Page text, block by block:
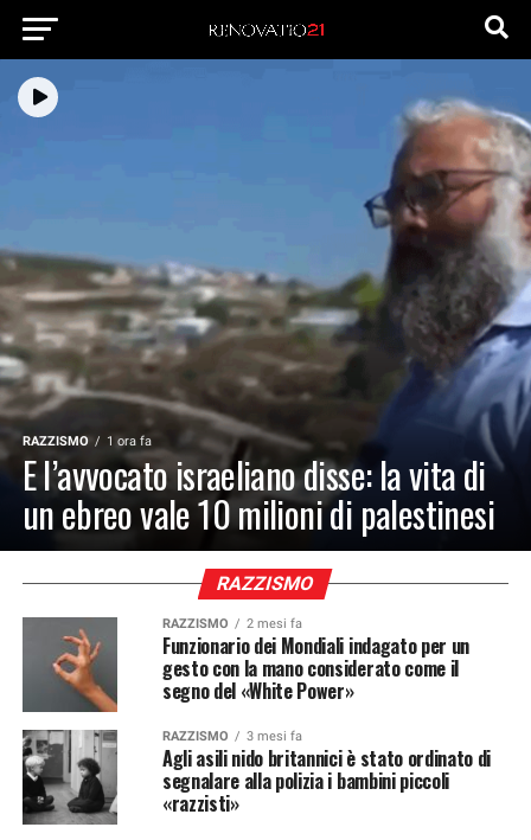
RAZZISMO 1 ora fa
E l’avvocato israeliano disse: la vita di
un ebreo vale 10 milioni di palestinesi
RAZZISMO
RAZZISMO 2 mesi fa
Funzionario dei Mondiali indagato per un
gesto con la mano considerato come il
segno del «White Power»
RAZZISMO 3 mesi fa
Agli asili nido britannici è stato ordinato di
segnalare alla polizia i bambini piccoli
«razzisti»